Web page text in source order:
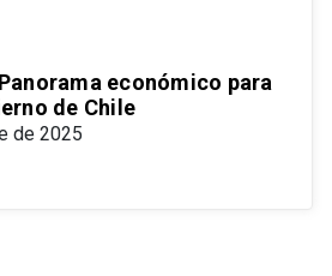
económico para
de Chile
de 2025